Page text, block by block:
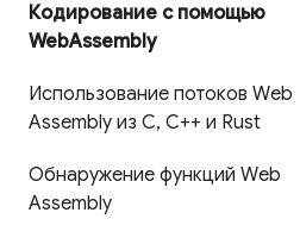
Кодирование с помощью
WebAssembly
Использование потоков Web
Assembly из C, C++ и Rust
Обнаружение функций Web
Assembly